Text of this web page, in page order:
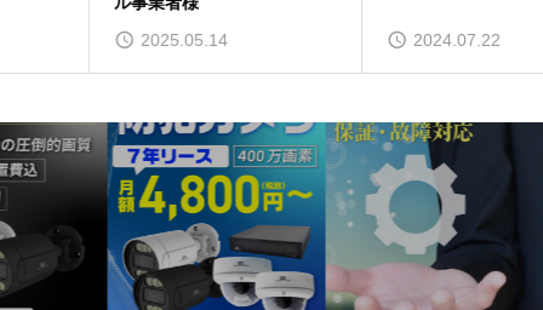
2025.05.14
2024.07.22